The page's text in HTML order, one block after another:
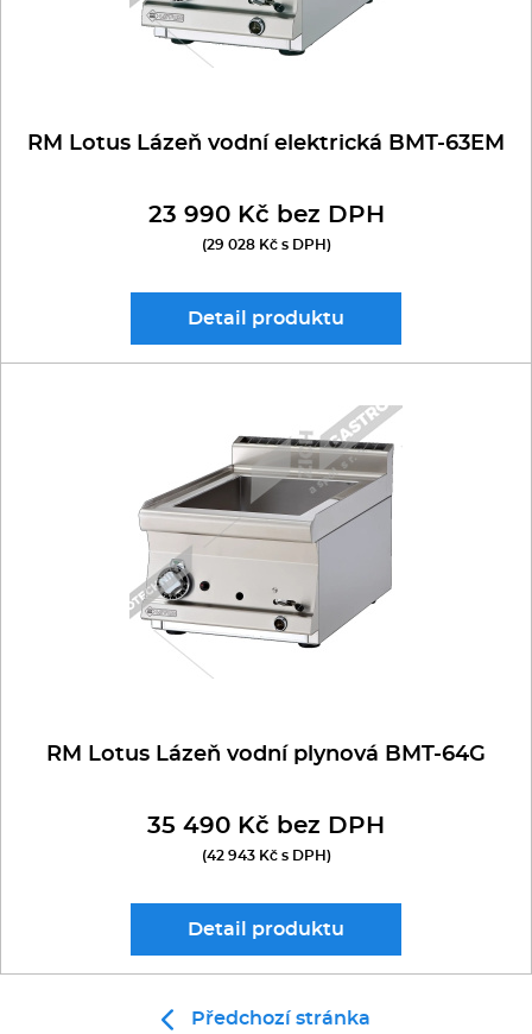
RM Lotus Lázeň vodní elektrická BMT-63EM
23 990 Kč bez DPH
(29 028 Kč s DPH)
Detail produktu
RM Lotus Lázeň vodní plynová BMT-64G
35 490 Kč bez DPH
(42 943 Kč s DPH)
Detail produktu
Předchozí stránka